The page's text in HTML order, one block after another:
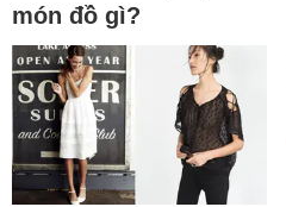
món đồ gì?